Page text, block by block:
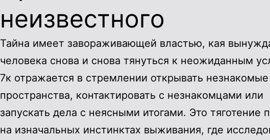
неизвестного
Тайна имеет завораживающей властью, кая
человека снова и снова тянуться к неожиданным
7к отражается в стремлении открывать незнакомые
пространства, контактировать с незнакомцами или
запускать дела с неясными итогами. Это тяготение
на изначальных инстинктах выживания, где